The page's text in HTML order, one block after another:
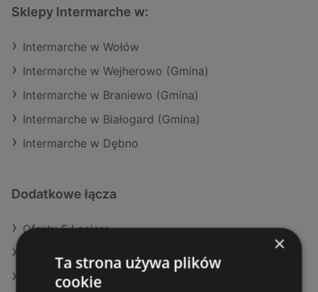
Sklepy Intermarche w:
Intermarche w Wołów
Intermarche w Wejherowo (Gmina)
Intermarche w Braniewo (Gmina)
Intermarche w Białogard (Gmina)
Intermarche w Dębno
Dodatkowe łącza
Oferty E.Leclerc
Aktualne gazetki Eurocash
×
Ta strona używa plików
cookie